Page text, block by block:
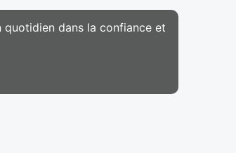
dans la confiance et